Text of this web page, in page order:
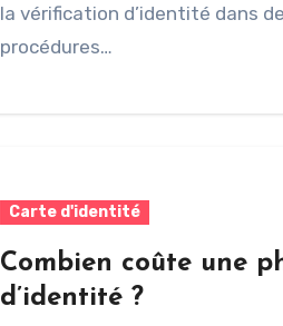
la vérification d’identité dans
procédures…
Carte d'identité
Combien coûte une
d’identité ?